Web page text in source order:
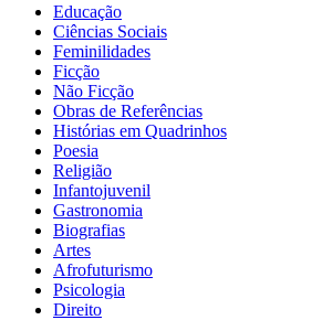
Educação
Ciências Sociais
Feminilidades
Ficção
Não Ficção
Obras de Referências
Histórias em Quadrinhos
Poesia
Religião
Infantojuvenil
Gastronomia
Biografias
Artes
Afrofuturismo
Psicologia
Direito